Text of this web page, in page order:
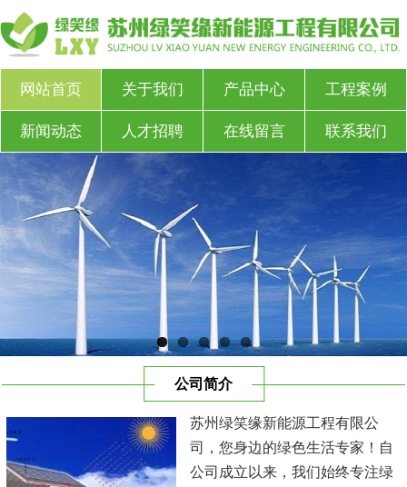
网站首页 关于我们 产品中心 工程案例
新闻动态 人才招聘 在线留言 联系我们
公司简介
苏州绿笑缘新能源工程有限公
司，您身边的绿色生活专家！自
公司成立以来，我们始终专注绿